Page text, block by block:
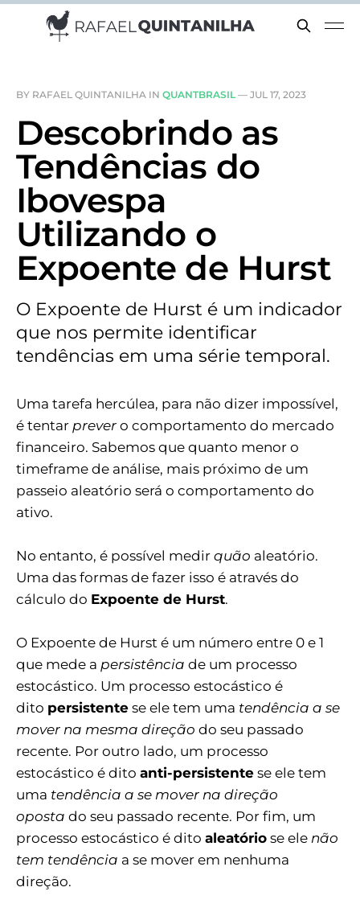
BY RAFAEL QUINTANILHA IN QUANTBRASIL — JUL 17, 2023
Descobrindo as
Tendências do
Ibovespa
Utilizando o
Expoente de Hurst
O Expoente de Hurst é um indicador
que nos permite identificar
tendências em uma série temporal.
Uma tarefa hercúlea, para não dizer impossível,
é tentar prever o comportamento do mercado
financeiro. Sabemos que quanto menor o
timeframe de análise, mais próximo de um
passeio aleatório será o comportamento do
ativo.
No entanto, é possível medir quão aleatório.
Uma das formas de fazer isso é através do
cálculo do Expoente de Hurst.
O Expoente de Hurst é um número entre 0 e 1
que mede a persistência de um processo
estocástico. Um processo estocástico é
dito persistente se ele tem uma tendência a se
mover na mesma direção do seu passado
recente. Por outro lado, um processo
estocástico é dito anti-persistente se ele tem
uma tendência a se mover na direção
oposta do seu passado recente. Por fim, um
processo estocástico é dito aleatório se ele não
tem tendência a se mover em nenhuma
direção.